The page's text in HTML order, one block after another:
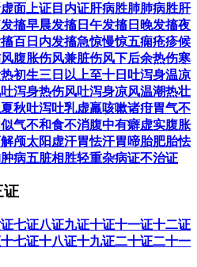
生于北宋仁宗至徽宗年间（约公
是我国宋代著名的儿科医家。钱
成名，行医儿科，曾治愈皇亲国
予翰林医学士。曾任太医院丞，
了丰富的临床经验，成为当时著
称“钱乙幼科冠绝一代”，言不为
论发微》五卷，《婴孺论》百
儿药证直诀》三卷。现仅存《小
佚。
）人。曾任宣教郎。幼多病，经
钱氏治疾之术，遂精儿科。先后
《小儿药证直诀》三卷。另撰
佚。
面上证 目内证肝病胜肺肺病胜肝
搐早晨发搐日午发搐日晚发搐夜
百日内发搐急惊慢惊五痫疮疹候
腹胀伤风兼脏伤风下后余热伤寒
初生三日以上至十日吐泻身温凉
泻身热伤风吐泻身凉风温潮热壮
夏秋吐泻吐乳虚羸咳嗽诸疳胃气不
气不和食不消腹中有癖虚实腹胀
解颅太阳虚汗胃怯汗胃啼胎肥胎怯
肿病五脏相胜轻重杂病证不治证
证
证七证八证九证十证十一证十二证
七证十八证十九证二十证二十一